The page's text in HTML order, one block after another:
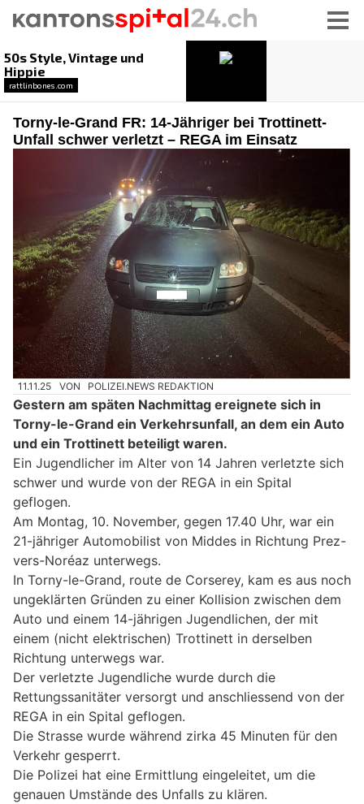
Torny-le-Grand FR: 14-Jähriger bei Trottinett-
Unfall schwer verletzt – REGA im Einsatz
11.11.25 VON POLIZEI.NEWS REDAKTION
Gestern am späten Nachmittag ereignete sich in
Torny-le-Grand ein Verkehrsunfall, an dem ein Auto
und ein Trottinett beteiligt waren.
Ein Jugendlicher im Alter von 14 Jahren verletzte sich
schwer und wurde von der REGA in ein Spital
geflogen.
Am Montag, 10. November, gegen 17.40 Uhr, war ein
21-jähriger Automobilist von Middes in Richtung Prez-
vers-Noréaz unterwegs.
In Torny-le-Grand, route de Corserey, kam es aus noch
ungeklärten Gründen zu einer Kollision zwischen dem
Auto und einem 14-jährigen Jugendlichen, der mit
einem (nicht elektrischen) Trottinett in derselben
Richtung unterwegs war.
Der verletzte Jugendliche wurde durch die
Rettungssanitäter versorgt und anschliessend von der
REGA in ein Spital geflogen.
Die Strasse wurde während zirka 45 Minuten für den
Verkehr gesperrt.
Die Polizei hat eine Ermittlung eingeleitet, um die
genauen Umstände des Unfalls zu klären.